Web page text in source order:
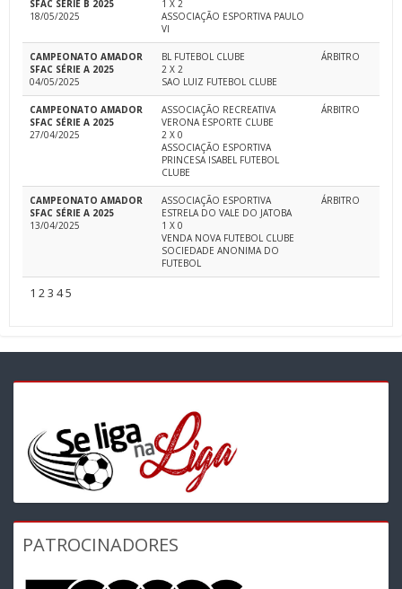
SFAC SÉRIE B 2025
18/05/2025
1 X 2
ASSOCIAÇÃO ESPORTIVA PAULO
VI
CAMPEONATO AMADOR
SFAC SÉRIE A 2025
04/05/2025
BL FUTEBOL CLUBE
2 X 2
SAO LUIZ FUTEBOL CLUBE
ÁRBITRO
CAMPEONATO AMADOR
SFAC SÉRIE A 2025
27/04/2025
ASSOCIAÇÃO RECREATIVA
VERONA ESPORTE CLUBE
2 X 0
ASSOCIAÇÃO ESPORTIVA
PRINCESA ISABEL FUTEBOL
CLUBE
ÁRBITRO
CAMPEONATO AMADOR
SFAC SÉRIE A 2025
13/04/2025
ASSOCIAÇÃO ESPORTIVA
ESTRELA DO VALE DO JATOBA
1 X 0
VENDA NOVA FUTEBOL CLUBE
SOCIEDADE ANONIMA DO
FUTEBOL
ÁRBITRO
1 23 45
PATROCINADORES